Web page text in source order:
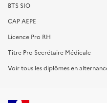
BTS SIO
CAP AEPE
Licence Pro RH
Titre Pro Secrétaire Médicale
Voir tous les diplômes en